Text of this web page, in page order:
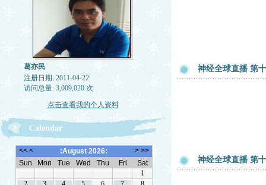
葛亦民
注册日期: 2011-04-22
访问总量: 3,009,020 次
点击查看我的个人资料
Calendar
神经全球直播 第
神经全球直播 第